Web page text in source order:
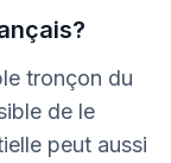
tronçon du
de le
peut aussi